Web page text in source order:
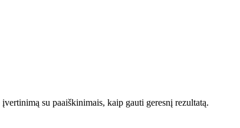
su paaiškinimais, kaip gauti geresnį rezultatą.